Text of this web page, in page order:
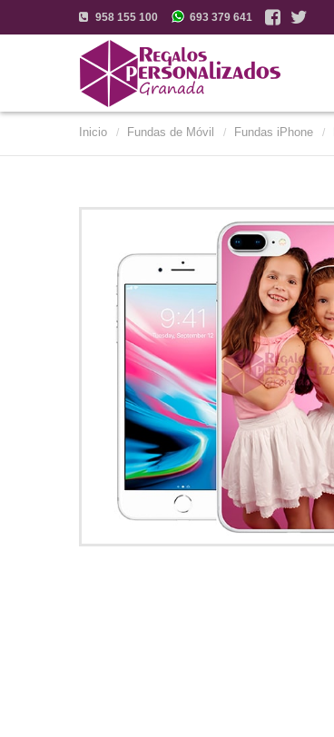
958 155 100 693 379 641
Inicio / Fundas de Móvil / Fundas iPhone /